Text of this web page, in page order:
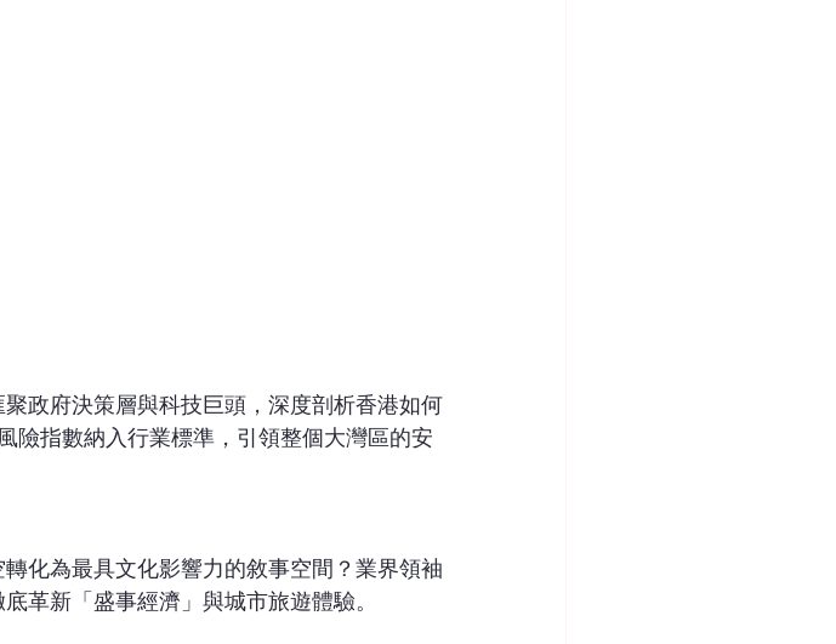
政府決策層與科技巨頭，深度剖析香港如何
險指數納入行業標準，引領整個大灣區的安
化為最具文化影響力的敘事空間？業界領袖
革新「盛事經濟」與城市旅遊體驗。